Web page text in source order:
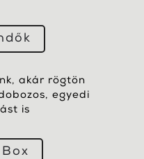
akár rögtön
egyedi
is